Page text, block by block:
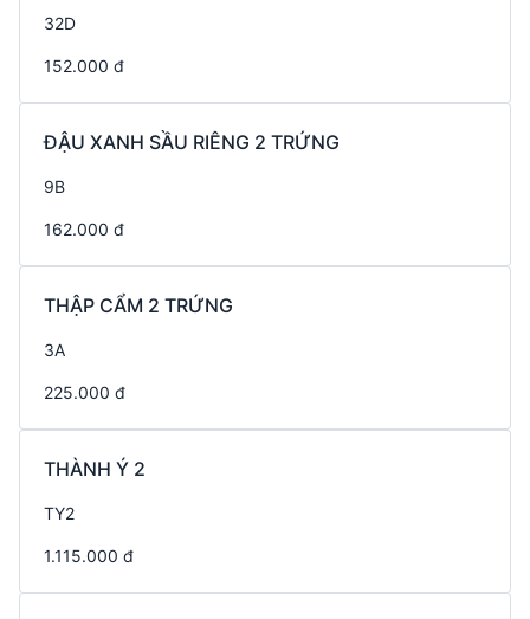
32D
152.000 đ
ĐẬU XANH SẦU RIÊNG 2 TRỨNG
9B
162.000 đ
THẬP CẨM 2 TRỨNG
3A
225.000 đ
THÀNH Ý 2
TY2
1.115.000 đ